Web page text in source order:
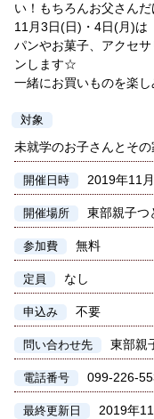
い！もちろんお父さん
11月3日(日)・4日(月)は
パンやお菓子、アクセ
ンします☆
一緒にお買いものを楽し
対象
未就学のお子さんとその
開催日時 2019年11
開催場所 東部親子つ
参加費 無料
定員 なし
申込み 不要
問い合わせ先 東部親
電話番号 099-226-
最終更新日 2019年